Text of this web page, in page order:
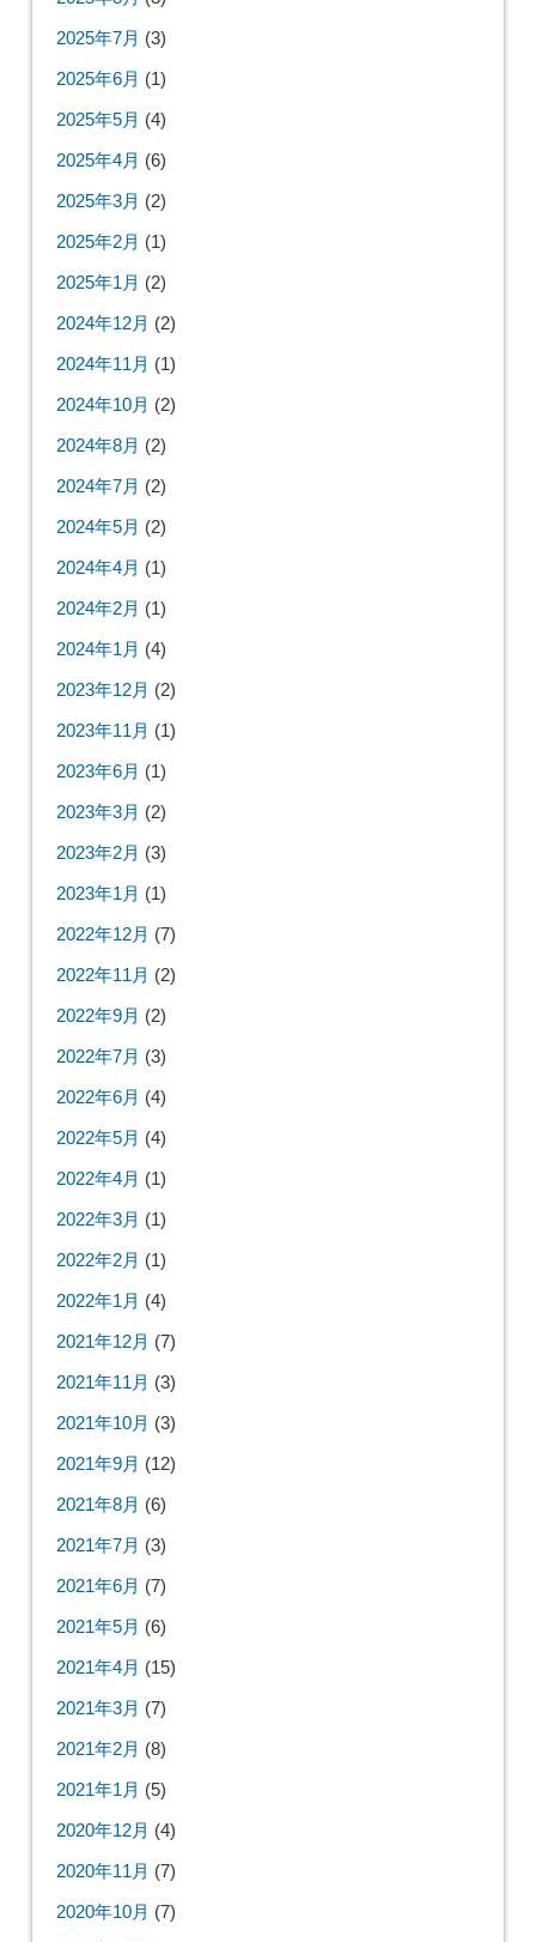
2025年7月 (3)
2025年6月 (1)
2025年5月 (4)
2025年4月 (6)
2025年3月 (2)
2025年2月 (1)
2025年1月 (2)
2024年12月 (2)
2024年11月 (1)
2024年10月 (2)
2024年8月 (2)
2024年7月 (2)
2024年5月 (2)
2024年4月 (1)
2024年2月 (1)
2024年1月 (4)
2023年12月 (2)
2023年11月 (1)
2023年6月 (1)
2023年3月 (2)
2023年2月 (3)
2023年1月 (1)
2022年12月 (7)
2022年11月 (2)
2022年9月 (2)
2022年7月 (3)
2022年6月 (4)
2022年5月 (4)
2022年4月 (1)
2022年3月 (1)
2022年2月 (1)
2022年1月 (4)
2021年12月 (7)
2021年11月 (3)
2021年10月 (3)
2021年9月 (12)
2021年8月 (6)
2021年7月 (3)
2021年6月 (7)
2021年5月 (6)
2021年4月 (15)
2021年3月 (7)
2021年2月 (8)
2021年1月 (5)
2020年12月 (4)
2020年11月 (7)
2020年10月 (7)